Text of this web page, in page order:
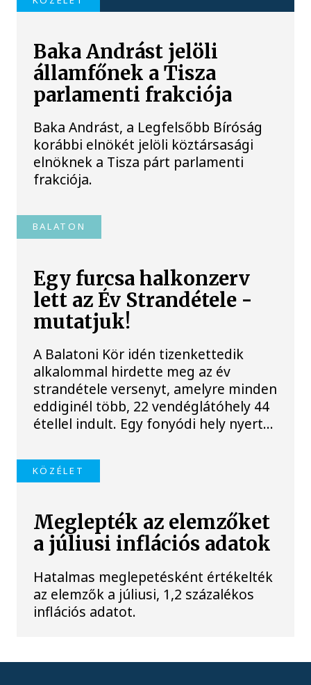
Baka Andrást jelöli
államfőnek a Tisza
parlamenti frakciója
Baka Andrást, a Legfelsőbb Bíróság
korábbi elnökét jelöli köztársasági
elnöknek a Tisza párt parlamenti
frakciója.
BALATON
Egy furcsa halkonzerv
lett az Év Strandétele -
mutatjuk!
A Balatoni Kör idén tizenkettedik
alkalommal hirdette meg az év
strandétele versenyt, amelyre minden
eddiginél több, 22 vendéglátóhely 44
étellel indult. Egy fonyódi hely nyert...
KÖZÉLET
Meglepték az elemzőket
a júliusi inflációs adatok
Hatalmas meglepetésként értékelték
az elemzők a júliusi, 1,2 százalékos
inflációs adatot.